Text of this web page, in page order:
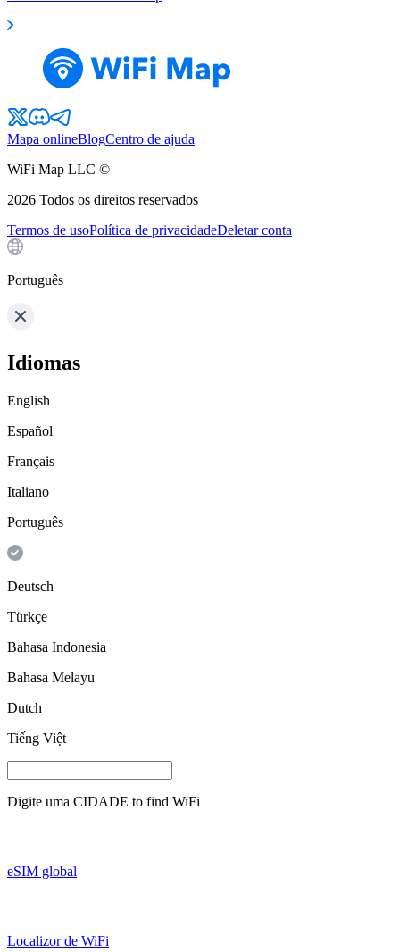
Mapa onlineBlogCentro de ajuda
WiFi Map LLC ©
2026 Todos os direitos reservados
Termos de usoPolítica de privacidadeDeletar conta
Português
Idiomas
English
Español
Français
Italiano
Português
Deutsch
Türkçe
Bahasa Indonesia
Bahasa Melayu
Dutch
Tiếng Việt
Digite uma CIDADE to find WiFi
eSIM global
Localizor de WiFi